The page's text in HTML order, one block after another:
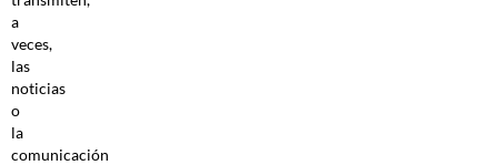
a
veces,
las
noticias
o
la
comunicación